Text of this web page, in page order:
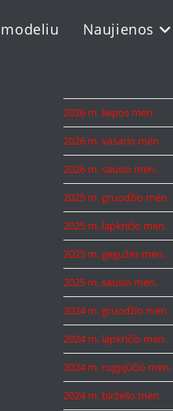
Naujienos
2026 m. liepos mėn.
2026 m. vasario mėn.
2026 m. sausio mėn.
2025 m. gruodžio mėn.
2025 m. lapkričio mėn.
2025 m. gegužės mėn.
2025 m. sausio mėn.
2024 m. gruodžio mėn.
2024 m. lapkričio mėn.
2024 m. rugpjūčio mėn.
2024 m. birželio mėn.